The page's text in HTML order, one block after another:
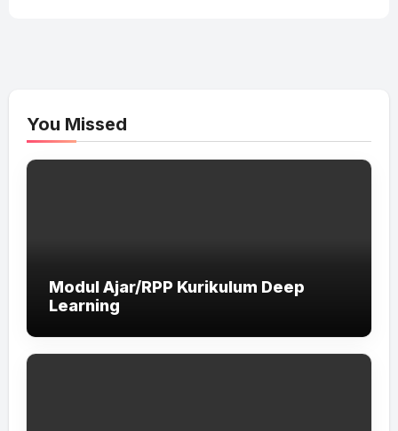
You Missed
Modul Ajar/RPP Kurikulum Deep
Learning